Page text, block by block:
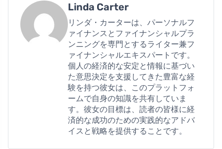
Linda Carter
リンダ・カーターは、パーソナルフ
ァイナンスとファイナンシャルプラ
ンニングを専門とするライター兼フ
ァイナンシャルエキスパートです。
個人の経済的な安定と情報に基づい
た意思決定を支援してきた豊富な経
験を持つ彼女は、このプラットフォ
ームで自身の知識を共有していま
す。彼女の目標は、読者の皆様に経
済的な成功のための実践的なアドバ
イスと戦略を提供することです。